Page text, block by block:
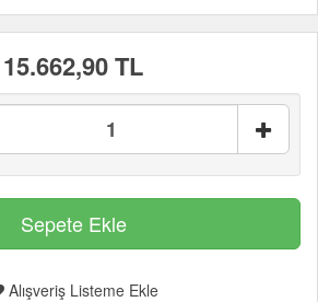
15.662,90 TL
Alışveriş Listeme Ekle